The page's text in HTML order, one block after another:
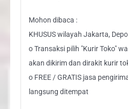
Mohon dibaca :
KHUSUS wilayah Jakarta,
o Transaksi pilih "Kurir Toko"
akan dikirim dan dirakit kurir
o FREE / GRATIS jasa
langsung ditempat